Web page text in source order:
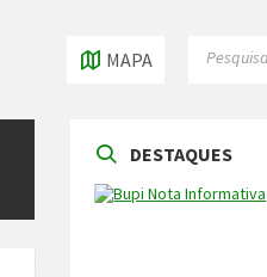
MAPA
PESQUISAR
DESTAQUES